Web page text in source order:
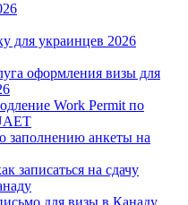
для украинцев 2026
оформления визы для
Work Permit по
заполнению анкеты на
записаться на сдачу
для визы в Канаду